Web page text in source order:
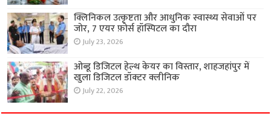
क्लिनिकल उत्कृष्टता और आधुनिक स्वास्थ्य सेवाओं पर
जोर, 7 एयर फ़ोर्स हॉस्पिटल का दौरा
July 23, 2026
ओब्डू डिजिटल हेल्थ केयर का विस्तार, शाहजहांपुर में
खुला डिजिटल डॉक्टर क्लीनिक
July 22, 2026